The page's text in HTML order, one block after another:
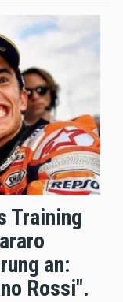
Training
an:
Rossi".